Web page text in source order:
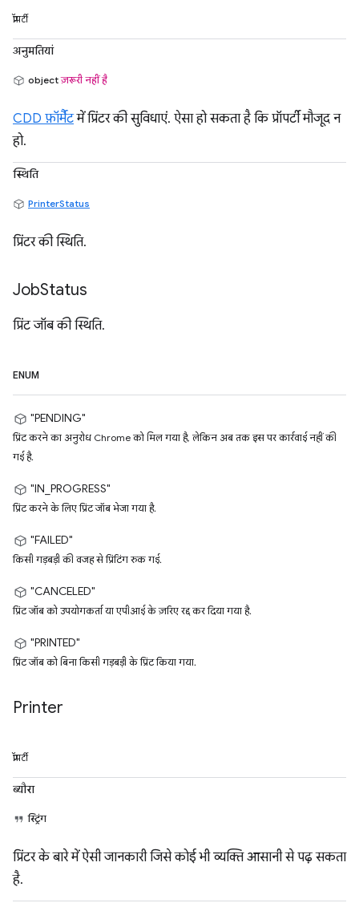
प्रॉपर्टी
अनुमतियां
objectज़रूरी नहीं है
CDD फ़ॉर्मैटमें प्रिंटर की सुविधाएं. ऐसा हो सकता है कि प्रॉपर्टी मौजूद न
हो.
स्थिति
PrinterStatus
प्रिंटर की स्थिति.
JobStatus
प्रिंट जॉब की स्थिति.
ENUM
"PENDING"
प्रिंट करने का अनुरोध Chrome को मिल गया है, लेकिन अब तक इस पर कार्रवाई नहीं की
गई है.
"IN_PROGRESS"
प्रिंट करने के लिए प्रिंट जॉब भेजा गया है.
"FAILED"
किसी गड़बड़ी की वजह से प्रिंटिंग रुक गई.
"CANCELED"
प्रिंट जॉब को उपयोगकर्ता या एपीआई के ज़रिए रद्द कर दिया गया है.
"PRINTED"
प्रिंट जॉब को बिना किसी गड़बड़ी के प्रिंट किया गया.
Printer
प्रॉपर्टी
ब्यौरा
स्ट्रिंग
प्रिंटर के बारे में ऐसी जानकारी जिसे कोई भी व्यक्ति आसानी से पढ़ सकता
है.